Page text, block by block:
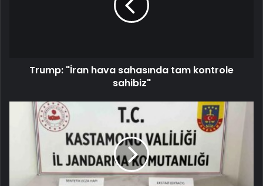
Trump: "İran hava sahasında tam kontrole
sahibiz"